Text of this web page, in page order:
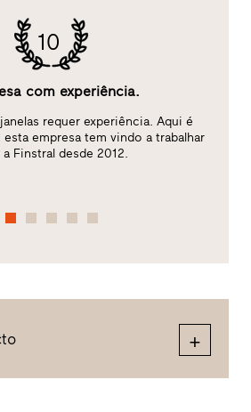
10
com experiência.
requer experiência. Aqui é
empresa tem vindo a trabalhar
Finstral desde 2012.